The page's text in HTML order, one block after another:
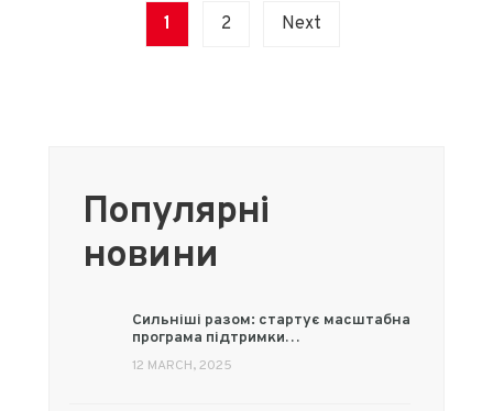
pagination
1 2 Next
Популярні
новини
Сильніші разом: стартує масштабна
програма підтримки…
12 MARCH, 2025